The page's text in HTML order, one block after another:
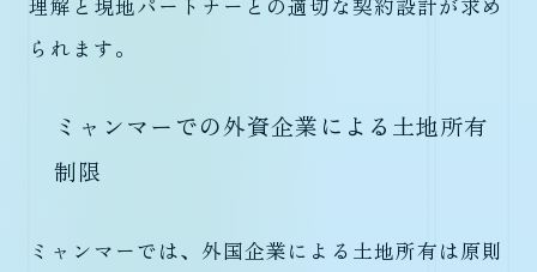
理解と現地パートナーとの適切な契約設計が求め
られます。
ミャンマーでの外資企業による土地所有
制限
ミャンマーでは、外国企業による土地所有は原則